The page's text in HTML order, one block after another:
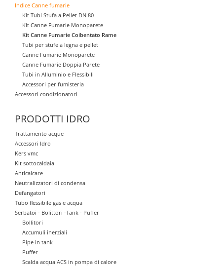
Indice Canne fumarie
Kit Tubi Stufa a Pellet DN 80
Kit Canne Fumarie Monoparete
Kit Canne Fumarie Coibentato Rame
Tubi per stufe a legna e pellet
Canne Fumarie Monoparete
Canne Fumarie Doppia Parete
Tubi in Alluminio e Flessibili
Accessori per fumisteria
Accessori condizionatori
PRODOTTI IDRO
Trattamento acque
Accessori Idro
Kers vmc
Kit sottocaldaia
Anticalcare
Neutralizzatori di condensa
Defangatori
Tubo flessibile gas e acqua
Serbatoi - Bolittori -Tank - Puffer
Bollitori
Accumuli inerziali
Pipe in tank
Puffer
Scalda acqua ACS in pompa di calore